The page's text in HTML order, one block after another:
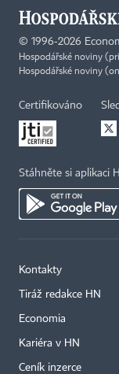
© 1996-2026
Hospodářské noviny
Hospodářské noviny
Certifikováno
Stáhněte si aplikaci
Kontakty
Tiráž redakce HN
Economia
Kariéra v HN
Ceník inzerce